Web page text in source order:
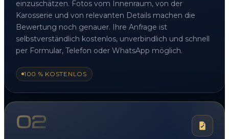
einzuschätzen. Fotos vom Innenraum, von der
Karosserie und von relevanten Details machen die
Bewertung noch genauer. Ihre Anfrage ist
selbstverständlich kostenlos, unverbindlich und schnell
per Formular, Telefon oder WhatsApp möglich.
100 % KOSTENLOS
02